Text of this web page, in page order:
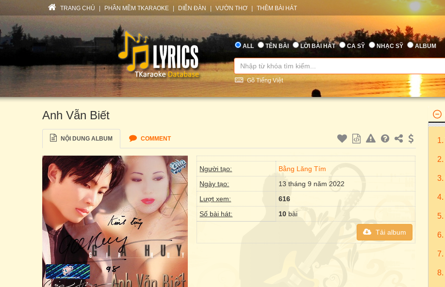
TRANG CHỦ PHẦN MỀM TKARAOKE DIỄN ĐÀN VƯỜN THƠ THÊM BÀI HÁT
ALL TÊN BÀI LỜI BÀI HÁT CA SỸ NHẠC SỸ ALBUM
Gõ Tiếng Việt
Anh Vẫn Biết
NỘI DUNG ALBUM COMMENT
Người tạo:
Bằng Lăng Tím
Ngày tạo:
13 tháng 9 năm 2022
Lượt xem:
616
Số bài hát:
10 bài
Tải album